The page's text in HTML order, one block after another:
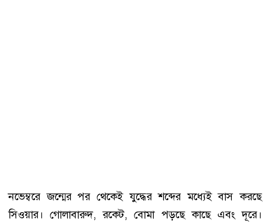
নভেম্বরে জন্মের পর থেকেই যুদ্ধের শব্দের মধ্যেই বাস করছে
সিওয়ার। গোলাবারুদ, রকেট, বোমা পড়ছে কাছে এবং দূরে।